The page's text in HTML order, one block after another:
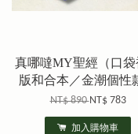
真哪噠MY聖經（口袋
版和合本／金潮個性
NT$ 890NT$ 783
加入購物車